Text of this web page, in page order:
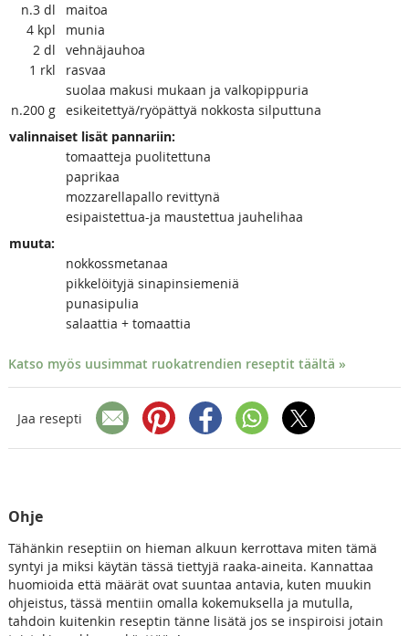
n.3 dl
maitoa
4 kpl
munia
2 dl
vehnäjauhoa
1 rkl
rasvaa
suolaa makusi mukaan ja valkopippuria
n.200 g esikeitettyä/ryöpättyä nokkosta silputtuna
valinnaiset lisät pannariin:
tomaatteja puolitettuna
paprikaa
mozzarellapallo revittynä
esipaistettua-ja maustettua jauhelihaa
muuta:
nokkossmetanaa
pikkelöityjä sinapinsiemeniä
punasipulia
salaattia + tomaattia
Katso myös uusimmat ruokatrendien reseptit täältä »
Jaa resepti
Ohje
Tähänkin reseptiin on hieman alkuun kerrottava miten tämä
syntyi ja miksi käytän tässä tiettyjä raaka-aineita. Kannattaa
huomioida että määrät ovat suuntaa antavia, kuten muukin
ohjeistus, tässä mentiin omalla kokemuksella ja mutulla,
tahdoin kuitenkin reseptin tänne lisätä jos se inspiroisi jotain